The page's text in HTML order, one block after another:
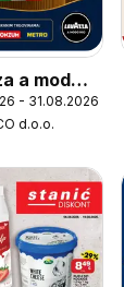
a modo
- 31.08.2026
d.o.o.